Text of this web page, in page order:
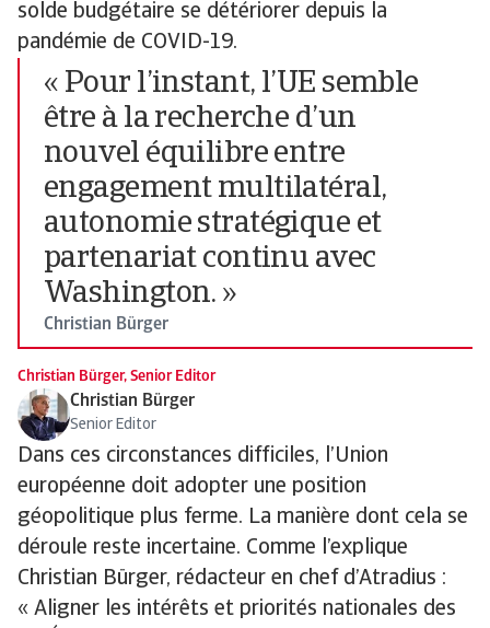
solde budgétaire se détériorer depuis la
pandémie de COVID-19.
« Pour l’instant, l’UE semble
être à la recherche d’un
nouvel équilibre entre
engagement multilatéral,
autonomie stratégique et
partenariat continu avec
Washington. »
Christian Bürger
Christian Bürger, Senior Editor
Christian Bürger
Senior Editor
Dans ces circonstances difficiles, l’Union
européenne doit adopter une position
géopolitique plus ferme. La manière dont cela se
déroule reste incertaine. Comme l’explique
Christian Bürger, rédacteur en chef d’Atradius :
« Aligner les intérêts et priorités nationales des